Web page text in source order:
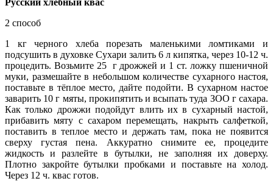
2 способ
1 кг черного хлеба порезать маленькими ломтиками и
подсушить в духовке Сухари залить 6 л кипятка, через 10-12 ч.
процедить. Возьмите 25 г дрожжей и 1 ст. ложку пшеничной
муки, размешайте в небольшом количестве сухарного настоя,
поставьте в тёплое место, дайте подойти. В сухарном настое
заварить 10 г мяты, прокипятить и всыпать туда ЗОО г сахара.
Как только дрожжи подойдут влить их в сухарный настой,
прибавить мяту с сахаром перемещать, накрыть салфеткой,
поставить в теплое место и держать там, пока не появится
сверху густая пена. Аккуратно снимите ее, процедите
жидкость и разлейте в бутылки, не заполняя их доверху.
Плотно закройте бутылки пробками и поставьте на холод.
Через 12 ч. квас готов.